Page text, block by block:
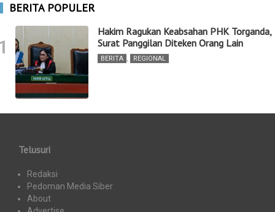
BERITA POPULER
Hakim Ragukan Keabsahan PHK Torganda,
Surat Panggilan Diteken Orang Lain
BERITA , REGIONAL
Telusuri
Redaksi
Pedoman Media Siber
About